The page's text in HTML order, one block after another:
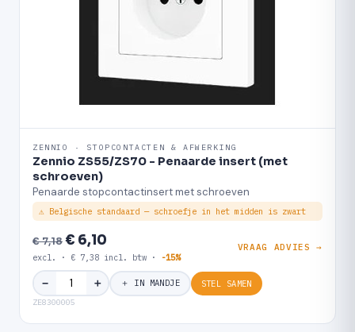
ZENNIO · STOPCONTACTEN & AFWERKING
Zennio ZS55/ZS70 - Penaarde insert (met
schroeven)
Penaarde stopcontactinsert met schroeven
⚠ Belgische standaard — schroefje in het midden is zwart
€ 7,18€ 6,10
excl. · € 7,38 incl. btw · -15%
VRAAG ADVIES →
− ＋ ＋ IN MANDJE STEL SAMEN
ZE8300005